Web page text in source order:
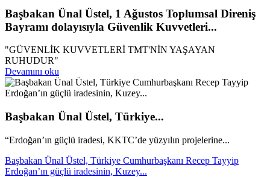
Başbakan Ünal Üstel, 1 Ağustos Toplumsal Direniş
Bayramı dolayısıyla Güvenlik Kuvvetleri...
"GÜVENLİK KUVVETLERİ TMT'NİN YAŞAYAN
RUHUDUR"
Devamını oku
Başbakan Ünal Üstel, Türkiye...
“Erdoğan’ın güçlü iradesi, KKTC’de yüzyılın projelerine...
Başbakan Ünal Üstel, Türkiye Cumhurbaşkanı Recep Tayyip
Erdoğan’ın güçlü iradesinin, Kuzey...